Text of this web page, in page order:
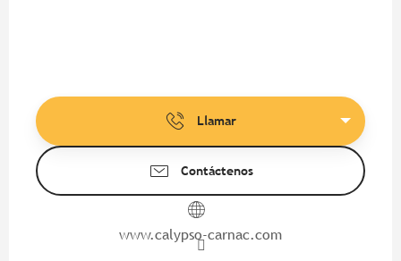
Llamar
Contáctenos
www.calypso-carnac.com